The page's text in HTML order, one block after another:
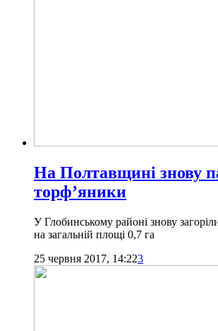
На Полтавщині знову
торф’яники
У Глобинському районі знову
на загальній площі 0,7 га
25 червня 2017, 14:223